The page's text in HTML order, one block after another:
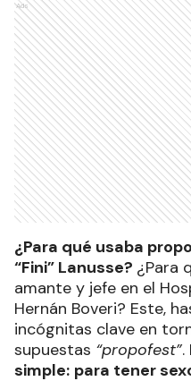
Ads
¿Para qué usaba
“Fini” Lanusse? ¿Para
amante y jefe en el
Hernán Boveri? Este,
incógnitas clave en
supuestas “propofest”.
simple: para tener